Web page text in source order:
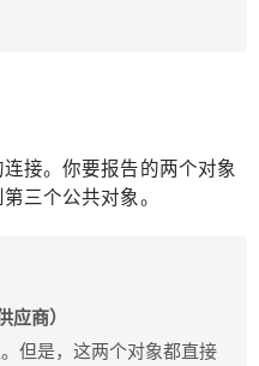
接。你要报告的两个对象
三个公共对象。
应商）
但是，这两个对象都直接